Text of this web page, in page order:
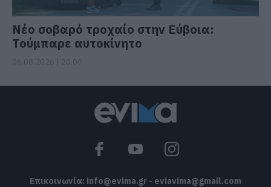
Νέο σοβαρό τροχαίο στην Εύβοια:
Τούμπαρε αυτοκίνητο
Επικοινωνία: info@evima.gr - eviavima@gmail.com